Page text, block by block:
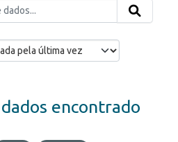
encontrado